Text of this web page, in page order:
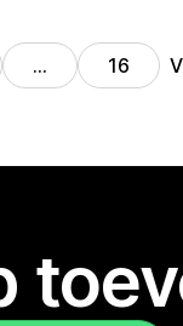
… 16